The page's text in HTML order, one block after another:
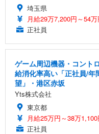
埼玉県
月給29万7,200円～54万
正社員
ゲーム周辺機器・コント
給消化率高い「正社員/
望」・港区赤坂
Yts株式会社
東京都
月給25万円～38万1,100
正社員